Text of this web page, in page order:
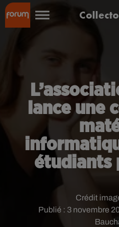
lance une
étudiants
Publié : 3 novembre
Crédit